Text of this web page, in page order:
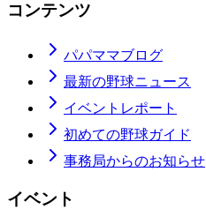
コンテンツ
パパママブログ
最新の野球ニュース
イベントレポート
初めての野球ガイド
事務局からのお知らせ
イベント